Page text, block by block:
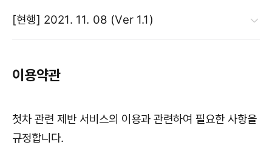
[현행] 2021. 11. 08 (Ver 1.1)
이용약관
첫차 관련 제반 서비스의 이용과 관련하여 필요한 사항을
규정합니다.